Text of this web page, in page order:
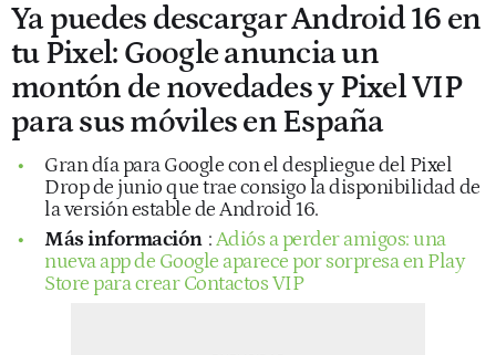
Ya puedes descargar Android 16 en
tu Pixel: Google anuncia un
montón de novedades y Pixel VIP
para sus móviles en España
Gran día para Google con el despliegue del Pixel
Drop de junio que trae consigo la disponibilidad de
la versión estable de Android 16.
Más información :Adiós a perder amigos: una
nueva app de Google aparece por sorpresa en Play
Store para crear Contactos VIP